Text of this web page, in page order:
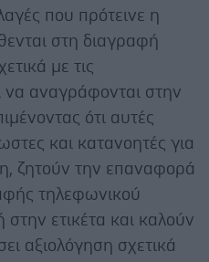
που πρότεινε η
στη διαγραφή
με τις
να αναγράφονται στην
ότι αυτές
και κατανοητές για
ζητούν την επαναφορά
τηλεφωνικού
ετικέτα και καλούν
αξιολόγηση σχετικά